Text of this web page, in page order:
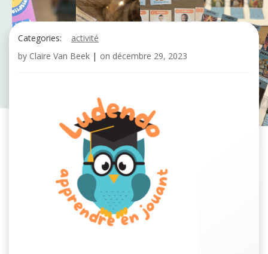
Categories:
activité
by Claire Van Beek | on décembre 29, 2023